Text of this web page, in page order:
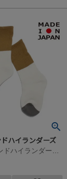
ハイランダーズ